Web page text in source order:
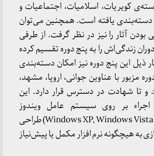
کویریات، اسلامیات، اجتماعیات و
دسته‌بندی یافته است. همچنین می‌توان
بودن آثار را نیز در نظر گرفت. از طرفی
زندگی‌اش را به پنج دوره تقسیم کرده
ذیل این پنج دوره نیز امکان دسته‌بندی
مزبور با عناوین جوانی، اروپا، مشهد،
و تا شهادت در دسترس قرار دارد. این
اجراء بر روی سیستم عامل ویندوز
(Windows XP, Windows Vista, Windows 7) طراحی
به هیچگونه نرم افزار مکمل یا پیش‌نیاز